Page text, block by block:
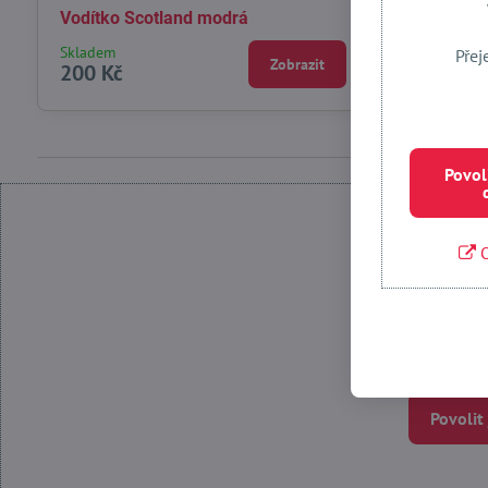
Vodítko Scotland modrá
Skladem
200 Kč Zobrazit
Výcvikové
Povolit